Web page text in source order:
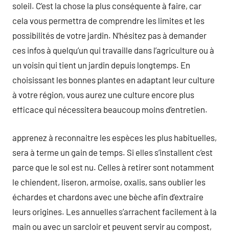
soleil. C’est la chose la plus conséquente à faire, car
cela vous permettra de comprendre les limites et les
possibilités de votre jardin. N’hésitez pas à demander
ces infos à quelqu’un qui travaille dans l’agriculture ou à
un voisin qui tient un jardin depuis longtemps. En
choisissant les bonnes plantes en adaptant leur culture
à votre région, vous aurez une culture encore plus
efficace qui nécessitera beaucoup moins d’entretien.
apprenez à reconnaitre les espèces les plus habituelles,
sera à terme un gain de temps. Si elles s’installent c’est
parce que le sol est nu. Celles à retirer sont notamment
le chiendent, liseron, armoise, oxalis, sans oublier les
échardes et chardons avec une bèche afin d’extraire
leurs origines. Les annuelles s’arrachent facilement à la
main ou avec un sarcloir et peuvent servir au compost,